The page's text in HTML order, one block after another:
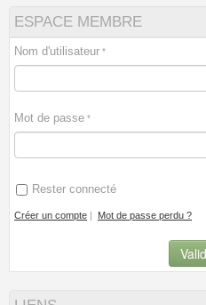
ESPACE MEMBRE
Nom d'utilisateur
Mot de passe
Rester connecté
Créer un compte | Mot de passe perdu ?